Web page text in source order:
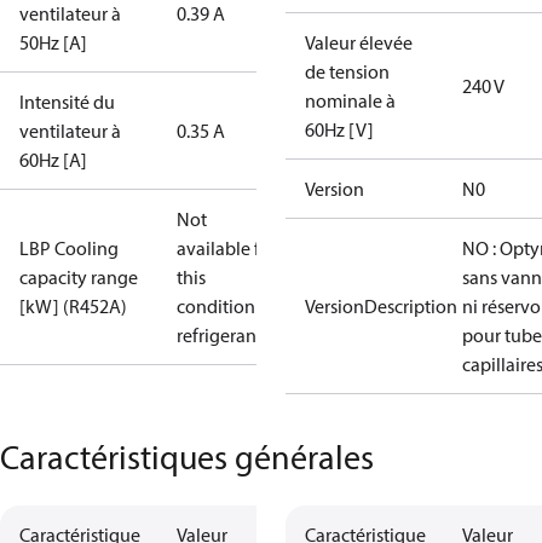
ventilateur à
50Hz [A]
0.39 A
Intensité du
ventilateur à
60Hz [A]
0.35 A
LBP Cooling
capacity range
[kW] (R452A)
Not
available for
this
condition /
refrigerant
Valeur élevée
de tension
nominale à
60Hz [V]
240 V
Version N0
VersionDescription
NO :
sans
ni
pour
capillaires
Caractéristiques générales
Caractéristique Valeur Caractéristique Valeur